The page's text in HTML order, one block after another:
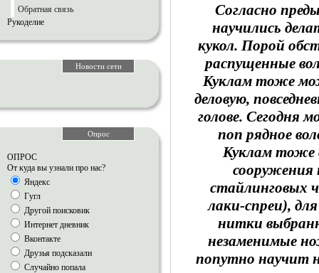
Обратная связь
Рукоделие
Новости сети
Опрос
ОПРОС
От куда вы узнали про нас?
Яндекс
Гугл
Другой поисковик
Интернет дневник
Вконтакте
Друзья подсказали
Случайно попала
Согласно
научились
кукол. Порой
распущенные
Куклам тоже
деловую,
голове. Сегодня
поп рядное
Куклам тоже
сооружения
стайлинговых
лаки-спреи),
нитки
незаменимые
попутно научит